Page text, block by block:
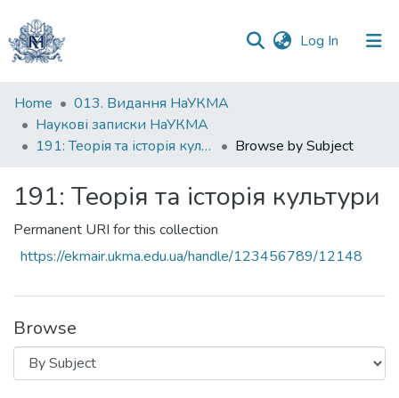
Log In (current)
Communities
&
Collections
Home
013. Видання НаУКМА
Наукові записки НаУКМА
191: Теорія та історія культури
Browse by Subject
191: Теорія та історія культури
Permanent URI for this collection
https://ekmair.ukma.edu.ua/handle/123456789/12148
Browse